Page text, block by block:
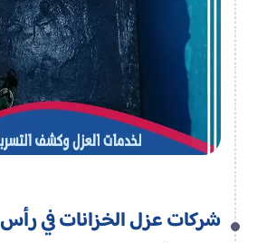
شركات عزل الخزانات في